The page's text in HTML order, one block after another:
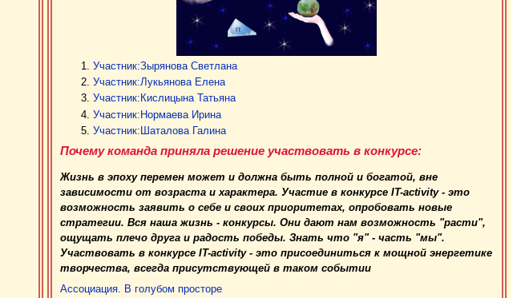
Участник:Зырянова Светлана
Участник:Лукьянова Елена
Участник:Кислицына Татьяна
Участник:Нормаева Ирина
Участник:Шаталова Галина
Почему команда приняла решение участвовать в конкурсе:
Жизнь в эпоху перемен может и должна быть полной и богатой, вне
зависимости от возраста и характера. Участие в конкурсе IT-activity - это
возможность заявить о себе и своих приоритетах, опробовать новые
стратегии. Вся наша жизнь - конкурсы. Они дают нам возможность "расти",
ощущать плечо друга и радость победы. Знать что "я" - часть "мы".
Участвовать в конкурсе IT-activity - это присоединиться к мощной энергетике
творчества, всегда присутствующей в таком событии
Ассоциация. В голубом просторе